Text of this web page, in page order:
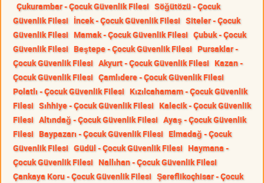
Çukurambar - Çocuk Güvenlik Filesi Söğütözü - Çocuk
Güvenlik Filesi İncek - Çocuk Güvenlik Filesi Siteler - Çocuk
Güvenlik Filesi Mamak - Çocuk Güvenlik Filesi Çubuk - Çocuk
Güvenlik Filesi Beştepe - Çocuk Güvenlik Filesi Pursaklar -
Çocuk Güvenlik Filesi Akyurt - Çocuk Güvenlik Filesi Kazan -
Çocuk Güvenlik Filesi Çamlıdere - Çocuk Güvenlik Filesi
Polatlı - Çocuk Güvenlik Filesi Kızılcahamam - Çocuk Güvenlik
Filesi Sıhhiye - Çocuk Güvenlik Filesi Kalecik - Çocuk Güvenlik
Filesi Altındağ - Çocuk Güvenlik Filesi Ayaş - Çocuk Güvenlik
Filesi Baypazarı - Çocuk Güvenlik Filesi Elmadağ - Çocuk
Güvenlik Filesi Güdül - Çocuk Güvenlik Filesi Haymana -
Çocuk Güvenlik Filesi Nallıhan - Çocuk Güvenlik Filesi
Çankaya Koru - Çocuk Güvenlik Filesi Şereflikoçhisar - Çocuk